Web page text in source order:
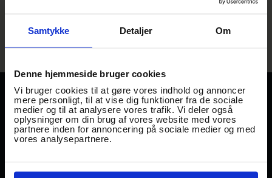
Samtykke Detaljer Om
Denne hjemmeside bruger cookies
Vi bruger cookies til at gøre vores indhold og annoncer
mere personligt, til at vise dig funktioner fra de sociale
medier og til at analysere vores trafik. Vi deler også
oplysninger om din brug af vores website med vores
partnere inden for annoncering på sociale medier og med
vores analysepartnere.
Åbent keramik værksted d.7 juli fra kl10-16! Du må selvølelig
STREET FOOD
EVENTS
TRAADEN
Gl Banegårdsvej 29
DK-5500 Middelfart.